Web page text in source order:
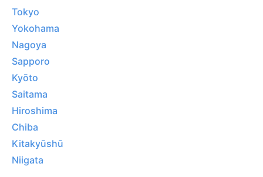
Tokyo
Yokohama
Nagoya
Sapporo
Kyōto
Saitama
Hiroshima
Chiba
Kitakyūshū
Niigata